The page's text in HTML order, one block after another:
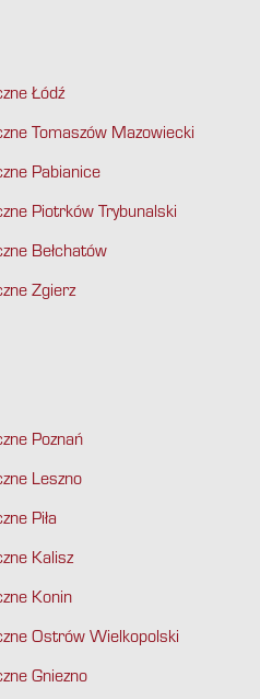
Łódź
Tomaszów Mazowiecki
Pabianice
Piotrków Trybunalski
Bełchatów
Zgierz
Poznań
Leszno
Piła
Kalisz
Konin
Ostrów Wielkopolski
Gniezno